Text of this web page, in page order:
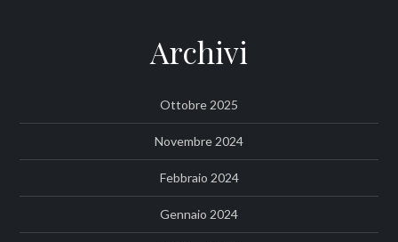
Archivi
Ottobre 2025
Novembre 2024
Febbraio 2024
Gennaio 2024